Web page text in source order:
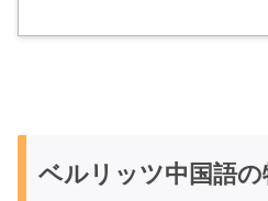
ベルリッツ中国語の